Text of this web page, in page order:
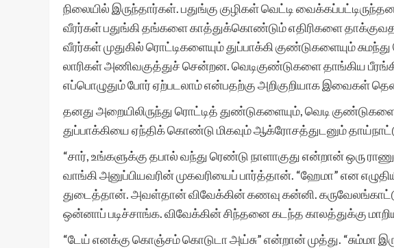
நிலையில் இருந்தார்கள். பதுங்கு குழிகள் வெட்டி
வீரர்கள் பதுங்கி தங்களை காத்துக்கொண்டும் எதிரிகளை
வீரர்கள் முதுகில் ரொட்டிகளையும் துப்பாக்கி குண்டுகளையும்
லாரிகள் அணிவகுத்துச் சென்றன. வெடிகுண்டுகளை தாங்கிய
எப்பொழுதும் போர் ஏற்படலாம் என்பதற்கு அறிகுறியாக இவைகள்
தனது அறையிலிருந்து ரொட்டித் துண்டுகளையும், வெடி
துப்பாக்கியை ஏந்திக் கொண்டு மிகவும் ஆக்ரோசத்துடனும்
“சார், உங்களுக்கு தபால் வந்து ரெண்டு நாளாகுது என்றான் ஒரு
வாங்கி அனுப்பியவரின் முகவரியைப் பார்த்தான். “ஹேமா” என
துடைத்தான். அவள்தான் விவேக்கின் கணவு கன்னி. கருவேலங்காட்டு
ஒன்னாப் படிச்சாங்க. விவேக்கின் சிந்தனை கடந்த காலத்துக்கு
“டேய் எனக்கு கொஞ்சம் கொடுடா அய்சு” என்றான் முத்து. “சும்மா